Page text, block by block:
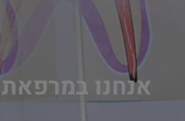
אנחנו במרפאת